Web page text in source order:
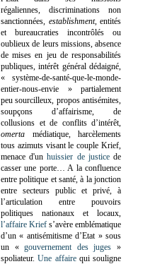
régaliennes, discriminations non
sanctionnées, establishment, entités
et bureaucraties incontrôlés ou
oublieux de leurs missions, absence
de mises en jeu de responsabilités
publiques, intérêt général dédaigné,
« système-de-santé-que-le-monde-
entier-nous-envie » partialement
peu sourcilleux, propos antisémites,
soupçons d’affairisme, de
collusions et de conflits d’intérêt,
omerta médiatique, harcèlements
tous azimuts visant le couple Krief,
menace d'unhuissier de justicede
casser une porte… A la confluence
entre politique et santé, à la jonction
entre secteurs public et privé, à
l’articulation entre pouvoirs
politiques nationaux et locaux,
l’affaire Krief s’avère emblématique
d’un « antisémitisme d’Etat » sous
un «gouvernement des juges »
spoliateur.Une affairequi souligne